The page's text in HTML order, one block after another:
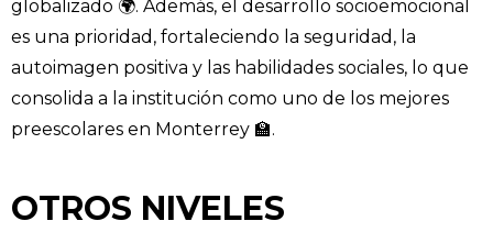
globalizado 🌍. Además, el desarrollo socioemocional
es una prioridad, fortaleciendo la seguridad, la
autoimagen positiva y las habilidades sociales, lo que
consolida a la institución como uno de los mejores
preescolares en Monterrey 🏫.
OTROS NIVELES